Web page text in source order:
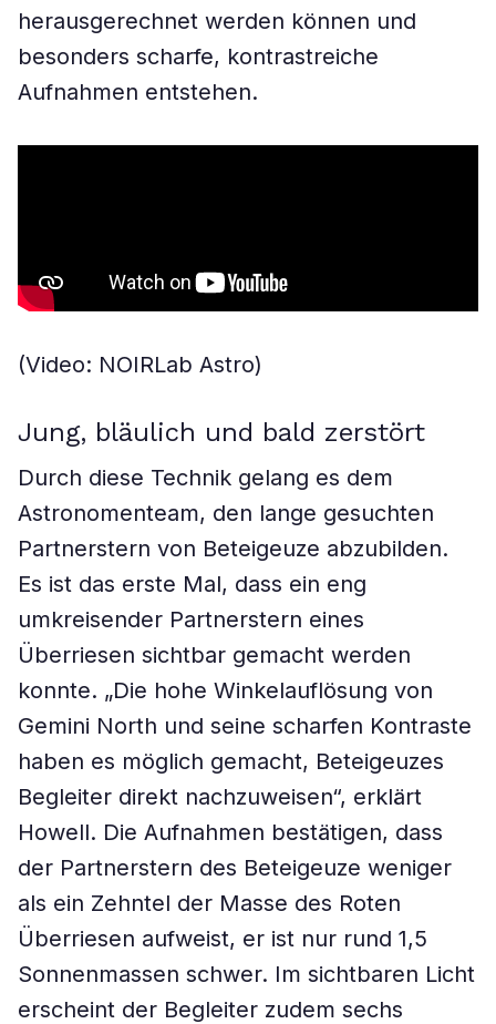
herausgerechnet werden können und
besonders scharfe, kontrastreiche
Aufnahmen entstehen.
(Video: NOIRLab Astro)
Jung, bläulich und bald zerstört
Durch diese Technik gelang es dem
Astronomenteam, den lange gesuchten
Partnerstern von Beteigeuze abzubilden.
Es ist das erste Mal, dass ein eng
umkreisender Partnerstern eines
Überriesen sichtbar gemacht werden
konnte. „Die hohe Winkelauflösung von
Gemini North und seine scharfen Kontraste
haben es möglich gemacht, Beteigeuzes
Begleiter direkt nachzuweisen“, erklärt
Howell. Die Aufnahmen bestätigen, dass
der Partnerstern des Beteigeuze weniger
als ein Zehntel der Masse des Roten
Überriesen aufweist, er ist nur rund 1,5
Sonnenmassen schwer. Im sichtbaren Licht
erscheint der Begleiter zudem sechs